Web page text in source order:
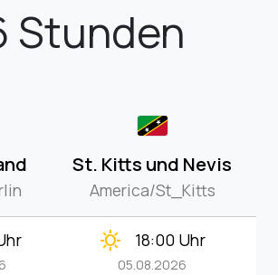
Stunden
St. Kitts und Nevis
America/St_Kitts
clear_day 18:00 Uhr
05.08.2026